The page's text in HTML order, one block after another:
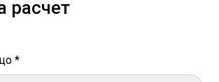
расчет
*